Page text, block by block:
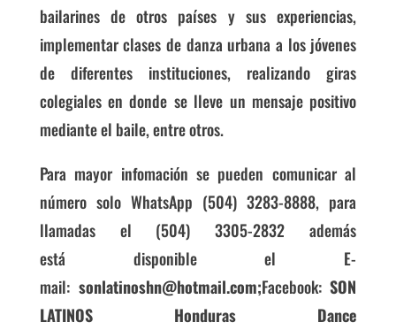
bailarines de otros países y sus experiencias,
implementar clases de danza urbana a los jóvenes
de diferentes instituciones, realizando giras
colegiales en donde se lleve un mensaje positivo
mediante el baile, entre otros.
Para mayor infomación se pueden comunicar al
número solo WhatsApp (504)3283-8888, para
llamadas el (504) 3305-2832 además
está disponible el E-
mail: sonlatinoshn@hotmail.com;Facebook: SON
LATINOS Honduras Dance